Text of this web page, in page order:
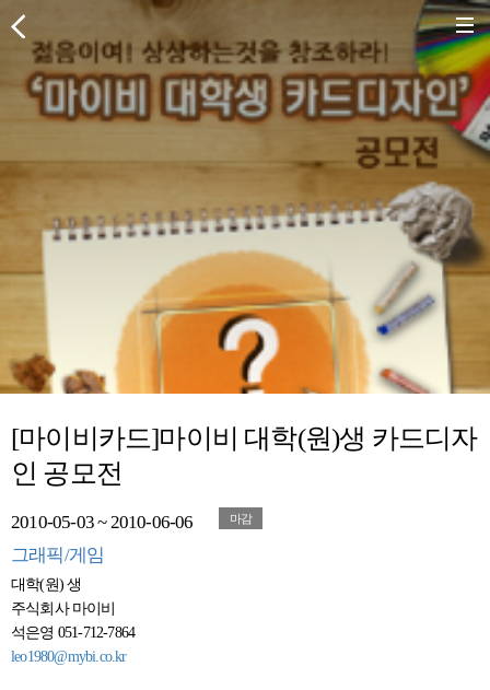
[마이비카드]마이비 대학(원)생 카드디자
인 공모전
2010-05-03 ~ 2010-06-06 마감
그래픽/게임
대학(원) 생
주식회사 마이비
석은영 051-712-7864
leo1980@mybi.co.kr